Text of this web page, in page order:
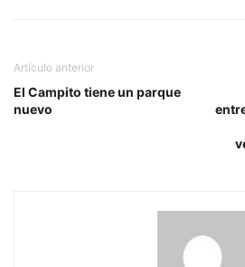
Artículo anterior
El Campito tiene un parque
nuevo